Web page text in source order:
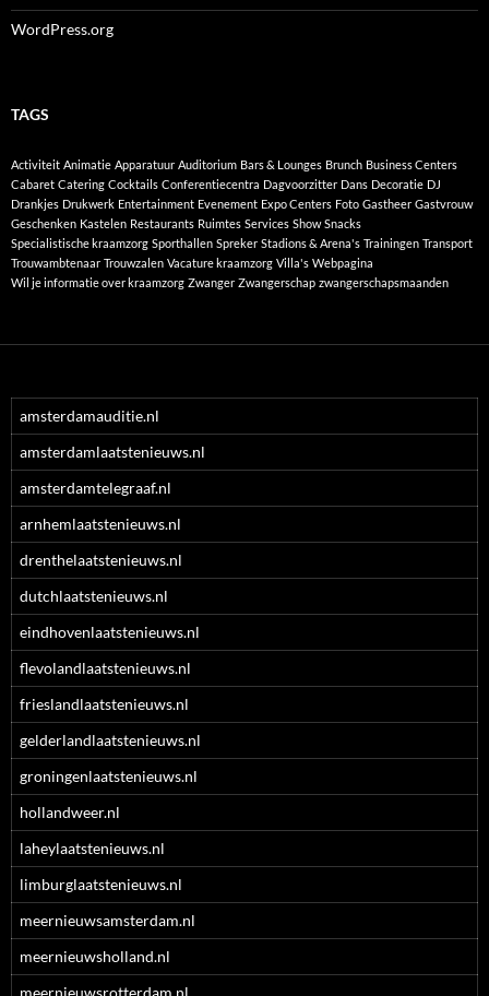
WordPress.org
TAGS
Activiteit Animatie Apparatuur Auditorium Bars & Lounges Brunch Business Centers
Cabaret Catering Cocktails Conferentiecentra Dagvoorzitter Dans Decoratie DJ
Drankjes Drukwerk Entertainment Evenement Expo Centers Foto Gastheer Gastvrouw
Geschenken Kastelen Restaurants Ruimtes Services Show Snacks
Specialistische kraamzorg Sporthallen Spreker Stadions & Arena's Trainingen Transport
Trouwambtenaar Trouwzalen Vacature kraamzorg Villa's Webpagina
Wil je informatie over kraamzorg Zwanger Zwangerschap zwangerschapsmaanden
amsterdamauditie.nl
amsterdamlaatstenieuws.nl
amsterdamtelegraaf.nl
arnhemlaatstenieuws.nl
drenthelaatstenieuws.nl
dutchlaatstenieuws.nl
eindhovenlaatstenieuws.nl
flevolandlaatstenieuws.nl
frieslandlaatstenieuws.nl
gelderlandlaatstenieuws.nl
groningenlaatstenieuws.nl
hollandweer.nl
laheylaatstenieuws.nl
limburglaatstenieuws.nl
meernieuwsamsterdam.nl
meernieuwsholland.nl
meernieuwsrotterdam.nl